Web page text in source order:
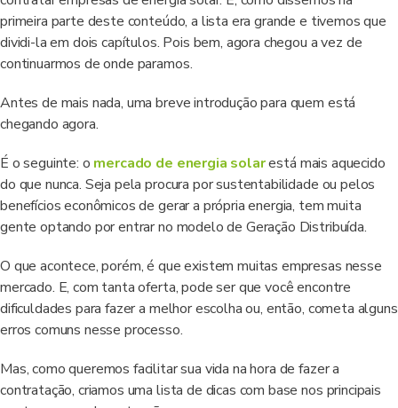
primeira parte deste conteúdo, a lista era grande e tivemos que
dividi-la em dois capítulos. Pois bem, agora chegou a vez de
continuarmos de onde paramos.
Antes de mais nada, uma breve introdução para quem está
chegando agora.
É o seguinte: o mercado de energia solarestá mais aquecido
do que nunca. Seja pela procura por sustentabilidade ou pelos
benefícios econômicos de gerar a própria energia, tem muita
gente optando por entrar no modelo de Geração Distribuída.
O que acontece, porém, é que existem muitas empresas nesse
mercado. E, com tanta oferta, pode ser que você encontre
dificuldades para fazer a melhor escolha ou, então, cometa alguns
erros comuns nesse processo.
Mas, como queremos facilitar sua vida na hora de fazer a
contratação, criamos uma lista de dicas com base nos principais